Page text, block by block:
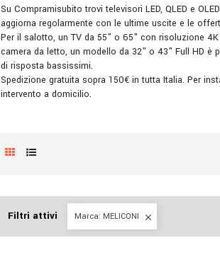
Su Compramisubito trovi televisori LED, QLED e
aggiorna regolarmente con le ultime uscite e le
Per il salotto, un TV da 55" o 65" con risoluzione
camera da letto, un modello da 32" o 43" Full HD è
di risposta bassissimi.
Spedizione gratuita sopra 150€ in tutta Italia. Per
intervento a domicilio.
Filtri attivi Marca: MELICONI 